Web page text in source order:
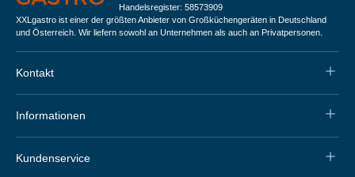
Handelsregister: 58573909
XXLgastro ist einer der größten Anbieter von Großküchengeräten in Deutschland
und Österreich. Wir liefern sowohl an Unternehmen als auch an Privatpersonen.
Kontakt
Informationen
Kundenservice